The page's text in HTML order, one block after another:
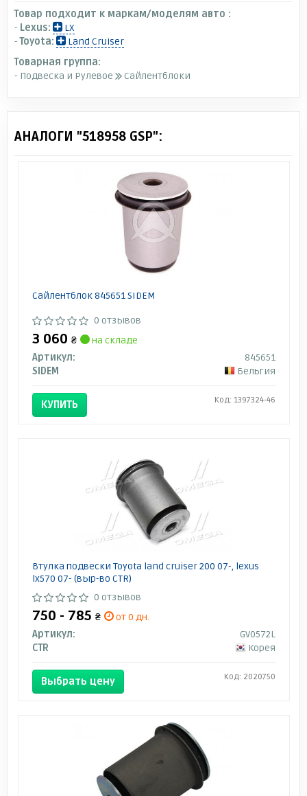
Товар подходит к маркам/моделям авто :
- Lexus:
LX
-Toyota:
Land Cruiser
Товарная группа:
- Подвеска и Рулевое
Сайлентблоки
АНАЛОГИ "518958 GSP":
Сайлентблок 845651 SIDEM
0 отзывов
3 060 ₴
на складе
Артикул:
845651
SIDEM
Бельгия
КУПИТЬ Код: 1397324-46
Втулка подвески Toyota land cruiser 200 07-, lexus
lx570 07- (выр-во CTR)
0 отзывов
750 - 785 ₴
от 0 дн.
Артикул:
GV0572L
CTR
Корея
Выбрать цену Код: 2020750